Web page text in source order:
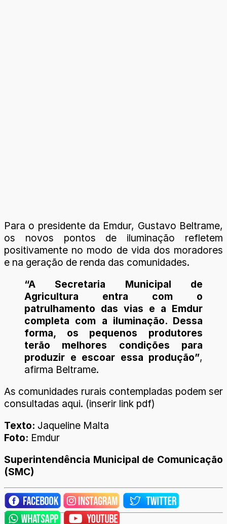
Para o presidente da Emdur, Gustavo Beltrame,
os novos pontos de iluminação refletem
positivamente no modo de vida dos moradores
e na geração de renda das comunidades.
“A Secretaria Municipal de
Agricultura entra com o
patrulhamento das vias e a Emdur
completa com a iluminação. Dessa
forma, os pequenos produtores
terão melhores condições para
produzir e escoar essa produção”,
afirma Beltrame.
As comunidades rurais contempladas podem ser
consultadas aqui. (inserir link pdf)
Texto: Jaqueline Malta
Foto: Emdur
Superintendência Municipal de Comunicação
(SMC)